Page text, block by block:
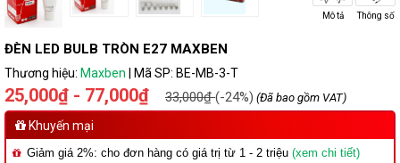
Mô tả Thông số
ĐÈN LED BULB TRÒN E27 MAXBEN
Thương hiệu: Maxben Mã SP: BE-MB-3-T
25,000₫ - 77,000₫ 33,000₫(-24%) (Đã bao gồm VAT)
Khuyến mại
Giảm giá 2%: cho đơn hàng có giá trị từ 1 - 2 triệu (xem chi tiết)